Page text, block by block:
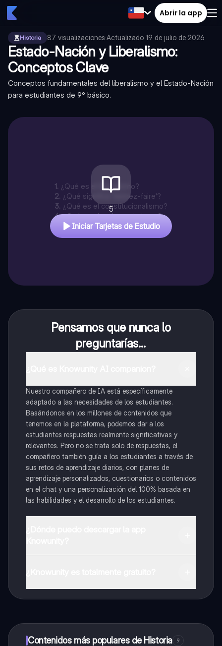
Abrir la app
Historia 87 visualizaciones·Actualizado 19 de julio de 2026
Estado-Nación y Liberalismo:
Conceptos Clave
Conceptos fundamentales del liberalismo y el Estado-Nación
para estudiantes de 9° básico.
1. ¿Qué es el liberalismo?
2. ¿Qué significa 'laissez-faire'?
3. ¿Qué es el constitucionalismo?
4. ¿Qué es el parlamentarismo?
5
Iniciar Tarjetas de Estudio
Pensamos que nunca lo
preguntarías...
Nuestro compañero de IA está específicamente
adaptado a las necesidades de los estudiantes.
Basándonos en los millones de contenidos que
tenemos en la plataforma, podemos dar a los
estudiantes respuestas realmente significativas y
relevantes. Pero no se trata solo de respuestas, el
compañero también guía a los estudiantes a través de
sus retos de aprendizaje diarios, con planes de
aprendizaje personalizados, cuestionarios o contenidos
en el chat y una personalización del 100% basada en
las habilidades y el desarrollo de los estudiantes.
a determinadas funciones.
Contenidos más populares de Historia 9